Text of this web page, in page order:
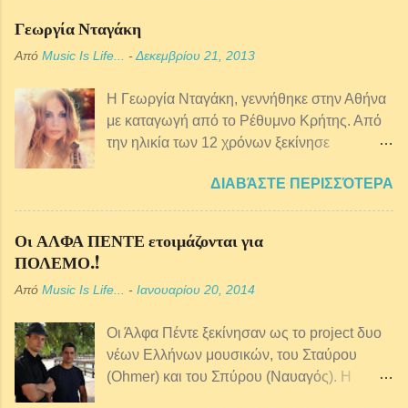
Γεωργία Νταγάκη
Από Music Is Life... -Δεκεμβρίου 21, 2013
Η Γεωργία Νταγάκη, γεννήθηκε στην Αθήνα
με καταγωγή από τo Ρέθυμνο Κρήτης. Από
την ηλικία των 12 χρόνων ξεκίνησε
ξεκίνησε πιάνο, φωνητική, θεωρία και
αρμονία της μουσικής. Από αρκετά μικρή
μουσική και έχει συνεργαστεί με πολλούς
ερμηνευτές της έντεχνης σκηνής, μια και το
πολλές και αξιόλογες συνεργασίες, με
σπουδαίους καλλιτέχνες όπως ο Βασίλης
Παπακωνσταντίνου, ο Ορφέας Περίδης, ο
ΔΙΑΒΆΣΤΕ ΠΕΡΙΣΣΌΤΕΡΑ
Οι ΑΛΦΑ ΠΕΝΤΕ ετοιμάζονται για
ΠΟΛΕΜΟ.!
Από Music Is Life... - Ιανουαρίου 20, 2014
Οι Άλφα Πέντε ξεκίνησαν ως το project δυο
νέων Ελλήνων μουσικών, του Σταύρου
(Ohmer) και του Σπύρου (Ναυαγός). Η